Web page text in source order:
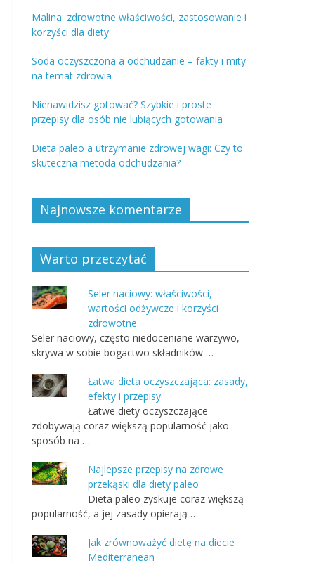
Malina: zdrowotne właściwości, zastosowanie i
korzyści dla diety
Soda oczyszczona a odchudzanie – fakty i mity
na temat zdrowia
Nienawidzisz gotować? Szybkie i proste
przepisy dla osób nie lubiących gotowania
Dieta paleo a utrzymanie zdrowej wagi: Czy to
skuteczna metoda odchudzania?
Najnowsze komentarze
Warto przeczytać
Seler naciowy: właściwości,
wartości odżywcze i korzyści
zdrowotne
Seler naciowy, często niedoceniane warzywo,
skrywa w sobie bogactwo składników …
Łatwa dieta oczyszczająca: zasady,
efekty i przepisy
Łatwe diety oczyszczające
zdobywają coraz większą popularność jako
sposób na …
Najlepsze przepisy na zdrowe
przekąski dla diety paleo
Dieta paleo zyskuje coraz większą
popularność, a jej zasady opierają …
Jak zrównoważyć dietę na diecie
Mediterranean